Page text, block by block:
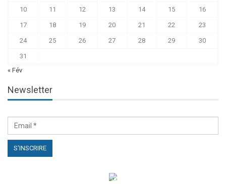
10 11 12 13 14 15 16
17 18 19 20 21 22 23
24 25 26 27 28 29 30
31
« Fév
Newsletter
الهياكل الخاضعة لقانون النفاذ إلى المعلومة